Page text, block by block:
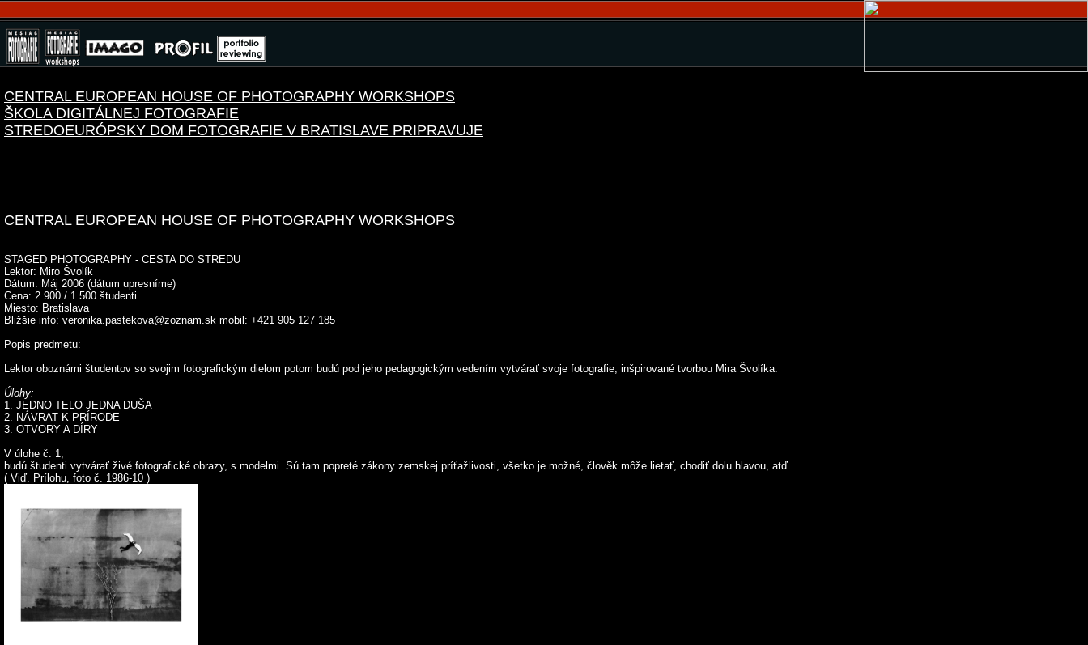
CENTRAL EUROPEAN HOUSE OF PHOTOGRAPHY WORKSHOPS
ŠKOLA DIGITÁLNEJ FOTOGRAFIE
STREDOEURÓPSKY DOM FOTOGRAFIE V BRATISLAVE PRIPRAVUJE
CENTRAL EUROPEAN HOUSE OF PHOTOGRAPHY WORKSHOPS
STAGED PHOTOGRAPHY - CESTA DO STREDU
Lektor: Miro Švolík
Dátum: Máj 2006 (dátum upresníme)
Cena: 2 900 / 1 500 študenti
Miesto: Bratislava
Bližšie info: veronika.pastekova@zoznam.sk mobil: +421 905 127 185
Popis predmetu:
Lektor oboznámi študentov so svojim fotografickým dielom potom budú pod jeho pedagogickým vedením vytvárať svoje fotografie, inšpirované tvorbou Mira Švolíka.
Úlohy:
1. JEDNO TELO JEDNA DUŠA
2. NÁVRAT K PRÍRODE
3. OTVORY A DÍRY
V úlohe č. 1,
budú študenti vytvárať živé fotografické obrazy, s modelmi. Sú tam popreté zákony zemskej príťažlivosti, všetko je možné, člověk môže lietať, chodiť dolu hlavou, atď.
( Viď. Prílohu, foto č. 1986-10 )